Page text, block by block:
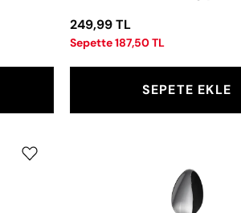
249,99 TL
Sepette 187,50 TL
SEPETE EKLE
Çay
Kaşık